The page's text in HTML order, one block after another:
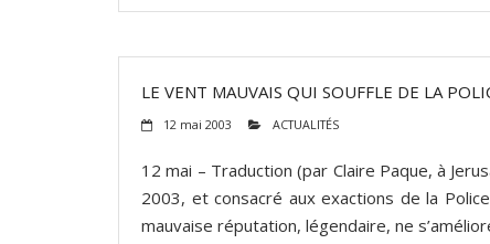
LE VENT MAUVAIS QUI SOUFFLE DE LA
12 mai 2003 ACTUALITÉS
12 mai – Traduction (par Claire Paque, à
2003, et consacré aux exactions de la
mauvaise réputation, légendaire, ne